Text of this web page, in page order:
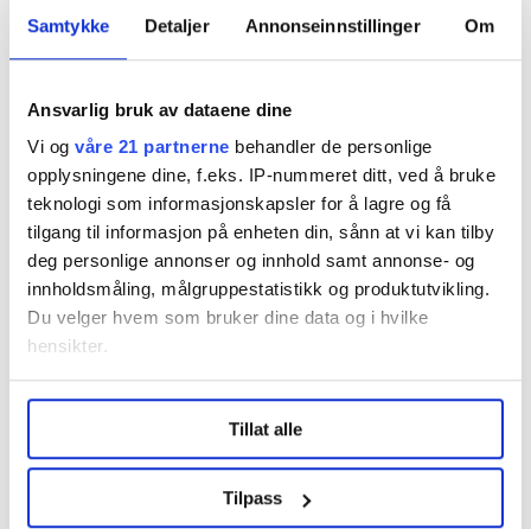
Samtykke Detaljer Annonseinnstillinger Om
Ansvarlig bruk av dataene dine
Vi og våre 21 partnerne behandler de personlige
opplysningene dine, f.eks. IP-nummeret ditt, ved å bruke
teknologi som informasjonskapsler for å lagre og få
tilgang til informasjon på enheten din, sånn at vi kan tilby
deg personlige annonser og innhold samt annonse- og
innholdsmåling, målgruppestatistikk og produktutvikling.
Du velger hvem som bruker dine data og i hvilke
hensikter.
Undermer infokan du lese om hvordan dine personlige
data behandles og hvordan du kan velge hvordan de skal
brukes. Du kan hele tiden endre eller trekke tilbake ditt
samtykke fra erklæringen om informasjonskapsler.
Tillat alle
Tilpass
ansatte og arbeidsmiljøet når saken havner i retten.
Jeg synes det er litt rart at Unibuss går på tvers av
vurderingene til politiet. Derfor er dommen en seier for
de ansatte, og jeg håper selvsagt at dommen vil gjøre
at personalbehandlingen i Unibuss blir bedre framover,
sier Ahmad.
Dommen er foreløpig ikke rettskraftig da ankefristen
utløper først i månedsskifte januar/februar.
Unibuss sin advokat Johannes Straume skriver i en epost
til Magasinet for fagorganiserte at han foreløpig ikke har
noen kommentar til dommen.
Denne artikkelen erover fire år gammel.